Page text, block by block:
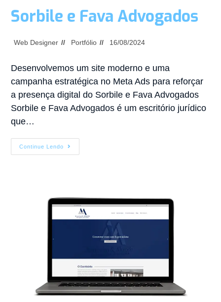
Sorbile e Fava Advogados
Web Designer Portfólio 16/08/2024
Desenvolvemos um site moderno e uma
campanha estratégica no Meta Ads para reforçar
a presença digital do Sorbile e Fava Advogados
Sorbile e Fava Advogados é um escritório jurídico
que…
Continue Lendo